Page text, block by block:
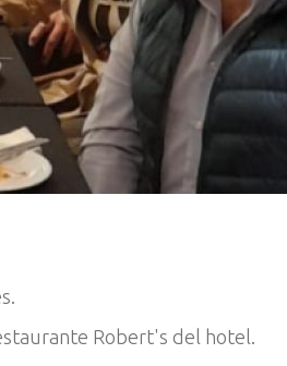
Robert's del hotel.